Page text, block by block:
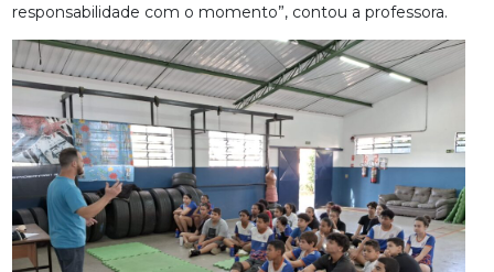
responsabilidade com o momento”, contou a professora.